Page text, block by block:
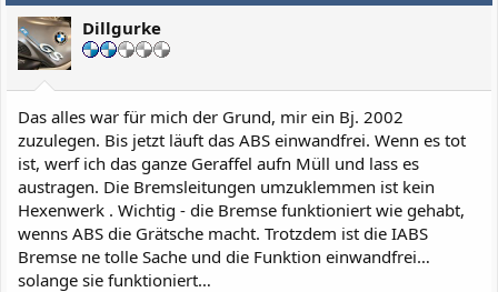
Dillgurke
Das alles war für mich der Grund, mir ein Bj. 2002
zuzulegen. Bis jetzt läuft das ABS einwandfrei. Wenn es tot
ist, werf ich das ganze Geraffel aufn Müll und lass es
austragen. Die Bremsleitungen umzuklemmen ist kein
Hexenwerk . Wichtig - die Bremse funktioniert wie gehabt,
wenns ABS die Grätsche macht. Trotzdem ist die IABS
Bremse ne tolle Sache und die Funktion einwandfrei…
solange sie funktioniert…